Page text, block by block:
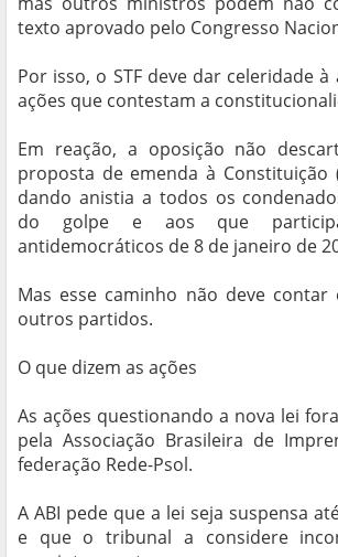
texto aprovado pelo Congresso
Por isso, o STF deve dar celeridade à
ações que contestam a
Em reação, a oposição não
proposta de emenda à Constituição
dando anistia a todos os
do golpe e aos que
antidemocráticos de 8 de janeiro de
Mas esse caminho não deve
outros partidos.
O que dizem as ações
As ações questionando a nova lei
pela Associação Brasileira de
federação Rede-Psol.
A ABI pede que a lei seja suspensa
e que o tribunal a considere